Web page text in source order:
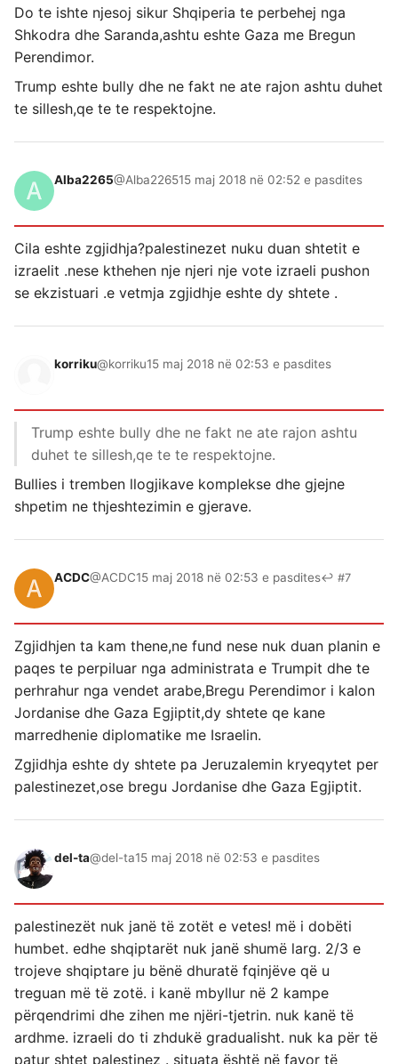
Do te ishte njesoj sikur Shqiperia te perbehej nga
Shkodra dhe Saranda,ashtu eshte Gaza me Bregun
Perendimor.
Trump eshte bully dhe ne fakt ne ate rajon ashtu duhet
te sillesh,qe te te respektojne.
Alba2265@Alba226515 maj 2018 në 02:52 e pasdites
Cila eshte zgjidhja?palestinezet nuku duan shtetit e
izraelit .nese kthehen nje njeri nje vote izraeli pushon
se ekzistuari .e vetmja zgjidhje eshte dy shtete .
korriku@korriku15 maj 2018 në 02:53 e pasdites
Trump eshte bully dhe ne fakt ne ate rajon ashtu
duhet te sillesh,qe te te respektojne.
Bullies i tremben llogjikave komplekse dhe gjejne
shpetim ne thjeshtezimin e gjerave.
ACDC@ACDC15 maj 2018 në 02:53 e pasdites↩ #7
Zgjidhjen ta kam thene,ne fund nese nuk duan planin e
paqes te perpiluar nga administrata e Trumpit dhe te
perhrahur nga vendet arabe,Bregu Perendimor i kalon
Jordanise dhe Gaza Egjiptit,dy shtete qe kane
marredhenie diplomatike me Israelin.
Zgjidhja eshte dy shtete pa Jeruzalemin kryeqytet per
palestinezet,ose bregu Jordanise dhe Gaza Egjiptit.
del-ta@del-ta15 maj 2018 në 02:53 e pasdites
palestinezët nuk janë të zotët e vetes! më i dobëti
humbet. edhe shqiptarët nuk janë shumë larg. 2/3 e
trojeve shqiptare ju bënë dhuratë fqinjëve që u
treguan më të zotë. i kanë mbyllur në 2 kampe
përqendrimi dhe zihen me njëri-tjetrin. nuk kanë të
ardhme. izraeli do ti zhdukë gradualisht. nuk ka për të
patur shtet palestinez . situata është në favor të